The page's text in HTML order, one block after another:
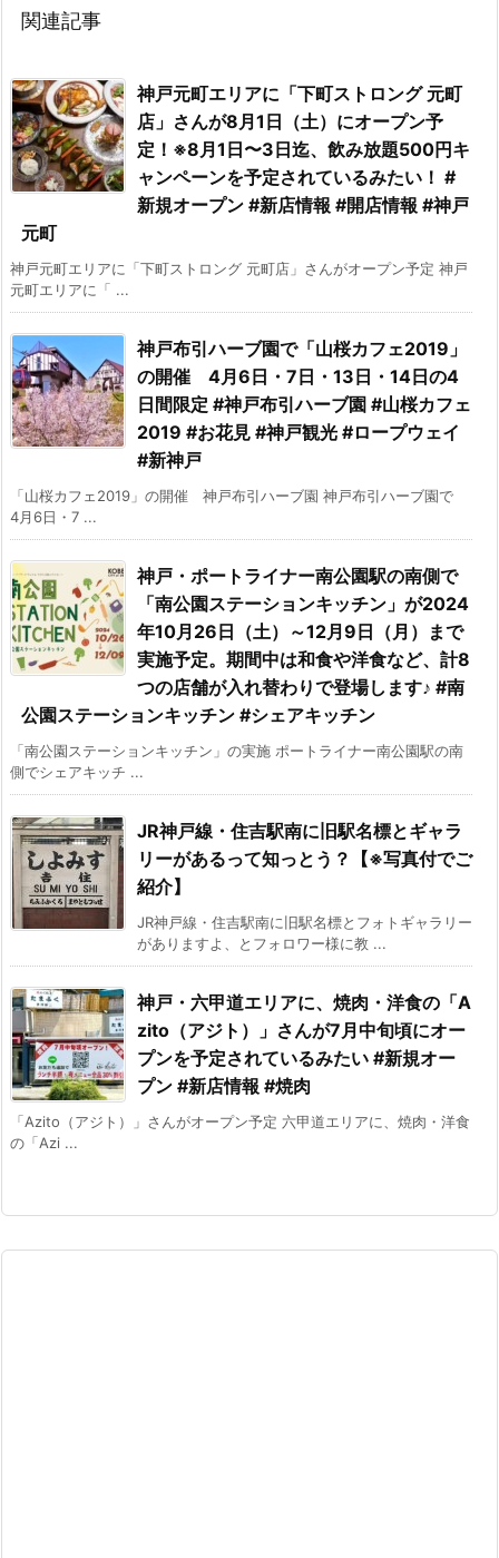
関連記事
神戸元町エリアに「下町ストロング 元町
店」さんが8月1日（土）にオープン予
定！※8月1日〜3日迄、飲み放題500円キ
ャンペーンを予定されているみたい！ #
新規オープン #新店情報 #開店情報 #神戸
元町
神戸元町エリアに「下町ストロング 元町店」さんがオープン予定 神戸
元町エリアに「 ...
神戸布引ハーブ園で「山桜カフェ2019」
の開催 4月6日・7日・13日・14日の4
日間限定 #神戸布引ハーブ園 #山桜カフェ
2019 #お花見 #神戸観光 #ロープウェイ
#新神戸
「山桜カフェ2019」の開催 神戸布引ハーブ園 神戸布引ハーブ園で
4月6日・7 ...
神戸・ポートライナー南公園駅の南側で
「南公園ステーションキッチン」が2024
年10月26日（土）～12月9日（月）まで
実施予定。期間中は和食や洋食など、計8
つの店舗が入れ替わりで登場します♪ #南
公園ステーションキッチン #シェアキッチン
「南公園ステーションキッチン」の実施 ポートライナー南公園駅の南
側でシェアキッチ ...
JR神戸線・住吉駅南に旧駅名標とギャラ
リーがあるって知っとう？【※写真付でご
紹介】
JR神戸線・住吉駅南に旧駅名標とフォトギャラリー
がありますよ、とフォロワー様に教 ...
神戸・六甲道エリアに、焼肉・洋食の「A
zito（アジト）」さんが7月中旬頃にオー
プンを予定されているみたい #新規オー
プン #新店情報 #焼肉
「Azito（アジト）」さんがオープン予定 六甲道エリアに、焼肉・洋食
の「Azi ...